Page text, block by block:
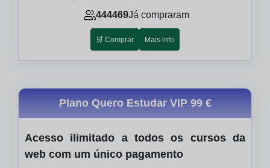
444469Já compraram
🛒 Comprar Mais info
Plano Quero Estudar VIP 99 €
Acesso ilimitado a todos os cursos da
web com um único pagamento